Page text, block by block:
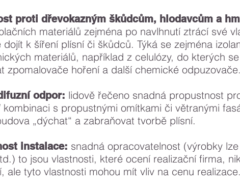
proti dřevokazným škůdcům, hlodavcům a
materiálů zejména po navlhnutí ztrácí své
dojít k šíření plísní či škůdců. Týká se zejména
materiálů, například z celulózy, do kterých
zpomalovače hoření a další chemické odpuzovače.
odpor: lidově řečeno snadná propustnost
kombinaci s propustnými omítkami či větranými
„dýchat“ a zabraňovat tvorbě plísní.
instalace: snadná opracovatelnost (výrobky
to jsou vlastnosti, které ocení realizační firma,
ale tyto vlastnosti mohou mít vliv na cenu realizace.